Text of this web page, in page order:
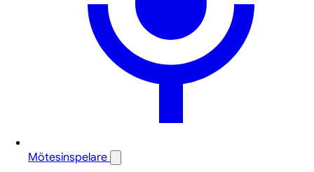
Mötesinspelare